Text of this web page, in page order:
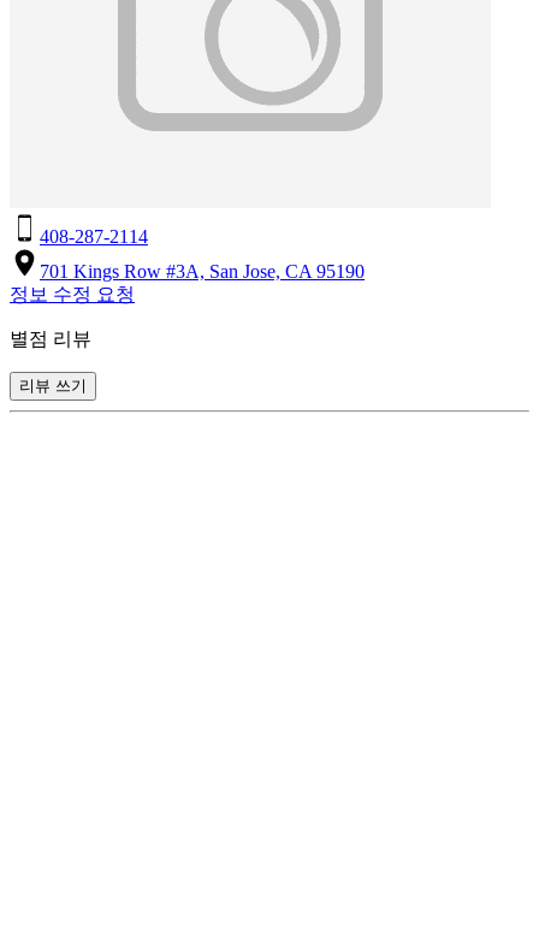
408-287-2114
701 Kings Row #3A, San Jose, CA 95190
정보 수정 요청
별점 리뷰
리뷰 쓰기